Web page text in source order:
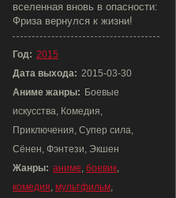
вселенная вновь в опасности:
Фриза вернулся к жизни!
Год: 2015
Дата выхода: 2015-03-30
Аниме жанры: Боевые
искусства, Комедия,
Приключения, Супер сила,
Сёнен, Фэнтези, Экшен
Жанры: аниме, боевик,
комедия, мультфильм,